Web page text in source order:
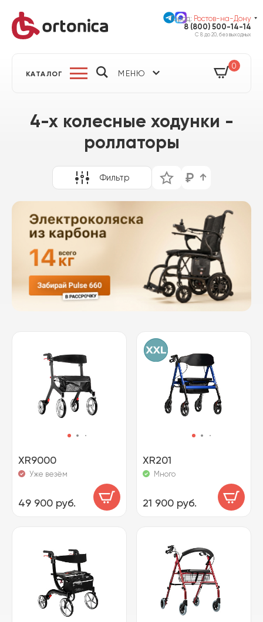
Город: Ростов-на-Дону
8 (800) 500-14-14
С 8 до 20, без выходных
КАТАЛОГ МЕНЮ
0
4-х колесные ходунки -
роллаторы
Фильтр
XR9000
Уже везём
49 900 руб.
XR201
Много
21 900 руб.